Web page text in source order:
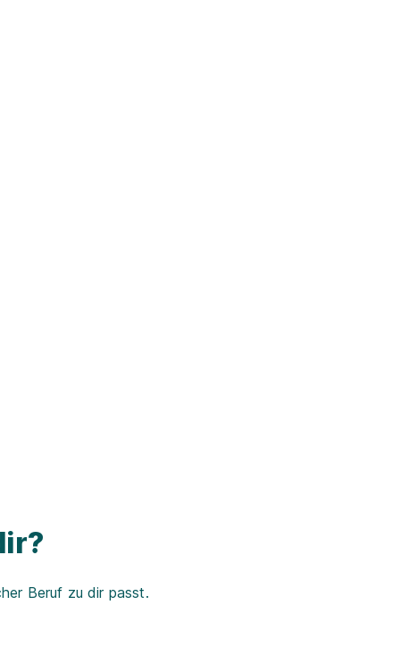
Beruf zu dir passt.